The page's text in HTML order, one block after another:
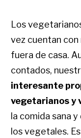
Los
vez cuentan con
fuera de casa.
contados,
interesante
vegetarianos y
la comida sana
los vegetales.